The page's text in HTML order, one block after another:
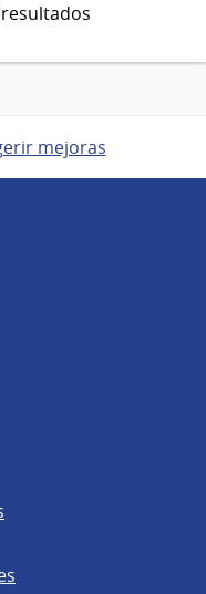
mejoras